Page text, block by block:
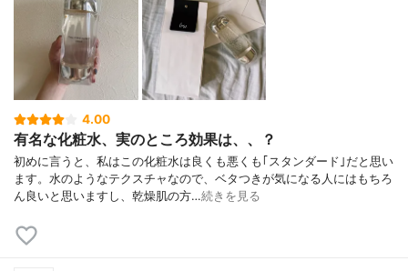
4.00
有名な化粧水、実のところ効果は、、？
初めに言うと、私はこの化粧水は良くも悪くも｢スタンダード｣だと思い
ます。水のようなテクスチャなので、ベタつきが気になる人にはもちろ
ん良いと思いますし、乾燥肌の方…続きを見る